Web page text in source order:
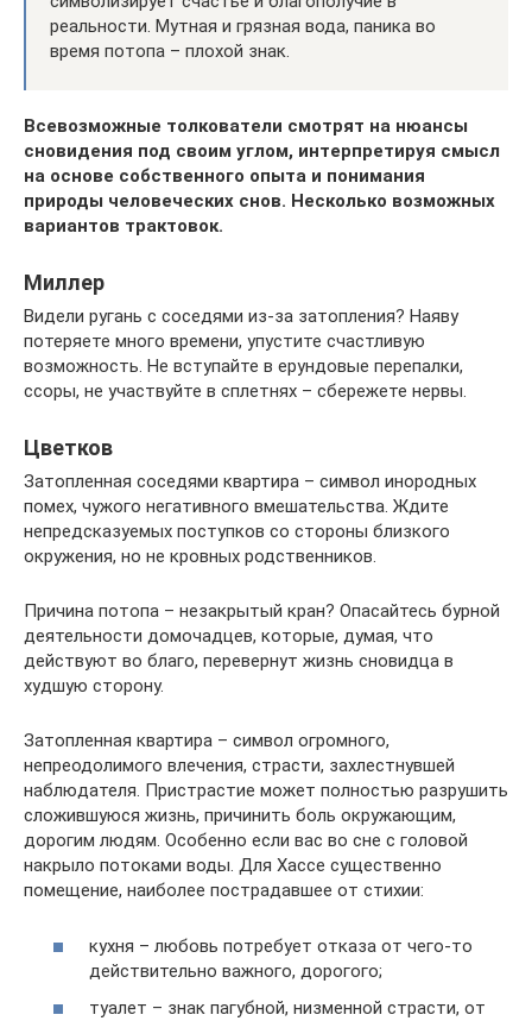
реальности. Мутная и грязная вода, паника во
время потопа – плохой знак.
Всевозможные толкователи смотрят на нюансы
сновидения под своим углом, интерпретируя смысл
на основе собственного опыта и понимания
природы человеческих снов. Несколько возможных
вариантов трактовок.
Миллер
Видели ругань с соседями из-за затопления? Наяву
потеряете много времени, упустите счастливую
возможность. Не вступайте в ерундовые перепалки,
ссоры, не участвуйте в сплетнях – сбережете нервы.
Цветков
Затопленная соседями квартира – символ инородных
помех, чужого негативного вмешательства. Ждите
непредсказуемых поступков со стороны близкого
окружения, но не кровных родственников.
Причина потопа – незакрытый кран? Опасайтесь бурной
деятельности домочадцев, которые, думая, что
действуют во благо, перевернут жизнь сновидца в
худшую сторону.
Затопленная квартира – символ огромного,
непреодолимого влечения, страсти, захлестнувшей
наблюдателя. Пристрастие может полностью разрушить
сложившуюся жизнь, причинить боль окружающим,
дорогим людям. Особенно если вас во сне с головой
накрыло потоками воды. Для Хассе существенно
помещение, наиболее пострадавшее от стихии:
кухня – любовь потребует отказа от чего-то
действительно важного, дорогого;
туалет – знак пагубной, низменной страсти, от